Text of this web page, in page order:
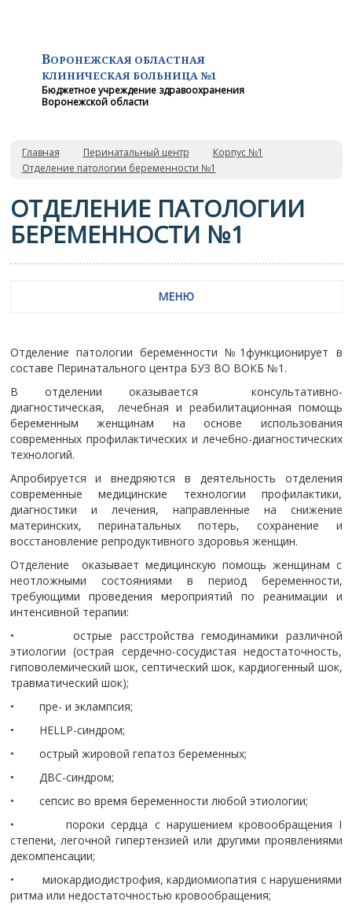
ВОРОНЕЖСКАЯ ОБЛАСТНАЯ
КЛИНИЧЕСКАЯ БОЛЬНИЦА №1
Бюджетное учреждение здравоохранения
Воронежской области
Главная Перинатальный центр
Корпус №1
Отделение патологии беременности №1
ОТДЕЛЕНИЕ ПАТОЛОГИИ
БЕРЕМЕННОСТИ №1
МЕНЮ
Отделение патологии беременности №1функционирует в
составе Перинатального центра БУЗ ВО ВОКБ №1.
В отделении оказывается консультативно-
диагностическая, лечебная и реабилитационная помощь
беременным женщинам на основе использования
современных профилактических и лечебно-диагностических
технологий.
Апробируется и внедряются в деятельность отделения
современные медицинские технологии профилактики,
диагностики и лечения, направленные на снижение
материнских, перинатальных потерь, сохранение и
восстановление репродуктивного здоровья женщин.
Отделение оказывает медицинскую помощь женщинам с
неотложными состояниями в период беременности,
требующими проведения мероприятий по реанимации и
интенсивной терапии:
• острые расстройства гемодинамики различной
этиологии (острая сердечно-сосудистая недостаточность,
гиповолемический шок, септический шок, кардиогенный шок,
травматический шок);
• пре- и эклампсия;
• HELLP-синдром;
• острый жировой гепатоз беременных;
• ДВС-синдром;
• сепсис во время беременности любой этиологии;
• пороки сердца с нарушением кровообращения I
степени, легочной гипертензией или другими проявлениями
декомпенсации;
• миокардиодистрофия, кардиомиопатия с нарушениями
ритма или недостаточностью кровообращения;